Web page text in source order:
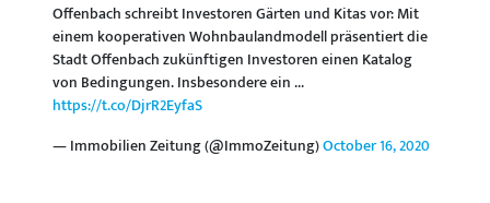
Offenbach schreibt Investoren Gärten und Kitas vor: Mit
einem kooperativen Wohnbaulandmodell präsentiert die
Stadt Offenbach zukünftigen Investoren einen Katalog
von Bedingungen. Insbesondere ein ...
https://t.co/DjrR2EyfaS
— Immobilien Zeitung (@ImmoZeitung)October 16, 2020